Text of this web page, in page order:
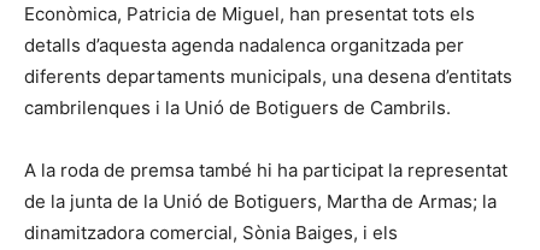
Econòmica, Patricia de Miguel, han presentat tots els
detalls d’aquesta agenda nadalenca organitzada per
diferents departaments municipals, una desena d’entitats
cambrilenques i la Unió de Botiguers de Cambrils.
A la roda de premsa també hi ha participat la representat
de la junta de la Unió de Botiguers, Martha de Armas; la
dinamitzadora comercial, Sònia Baiges, i els